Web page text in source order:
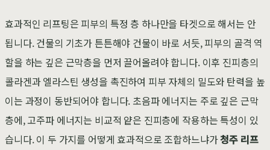
효과적인 리프팅은 피부의 특정 층 하나만을 타겟으로 해서는 안
됩니다. 건물의 기초가 튼튼해야 건물이 바로 서듯, 피부의 골격 역
할을 하는 깊은 근막층을 먼저 끌어올려야 합니다. 이후 진피층의
콜라겐과 엘라스틴 생성을 촉진하여 피부 자체의 밀도와 탄력을 높
이는 과정이 동반되어야 합니다. 초음파 에너지는 주로 깊은 근막
층에, 고주파 에너지는 비교적 얕은 진피층에 작용하는 특성이 있
습니다. 이 두 가지를 어떻게 효과적으로 조합하느냐가청주 리프